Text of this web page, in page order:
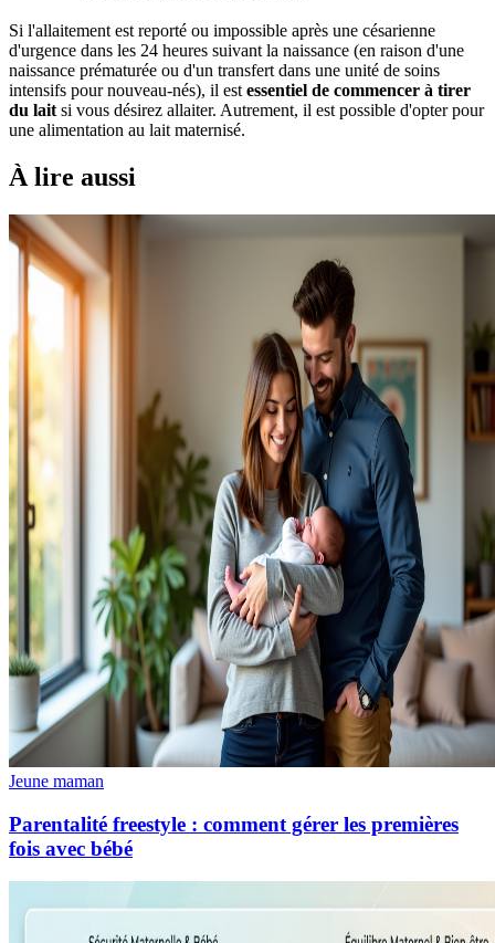
Si l'allaitement est reporté ou impossible après une césarienne
d'urgence dans les 24 heures suivant la naissance (en raison d'une
naissance prématurée ou d'un transfert dans une unité de soins
intensifs pour nouveau-nés), il est essentiel de commencer à tirer
du lait si vous désirez allaiter. Autrement, il est possible d'opter pour
une alimentation au lait maternisé.
À lire aussi
Jeune maman
Parentalité freestyle : comment gérer les premières
fois avec bébé